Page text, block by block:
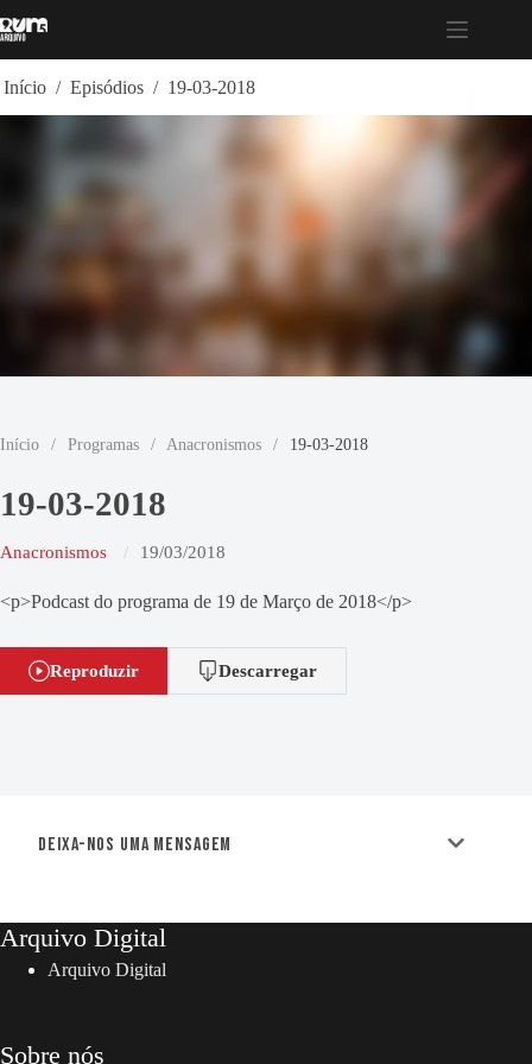
para
Início / Episódios / 19-03-2018
Início / Programas / Anacronismos / 19-03-2018
19-03-2018
Anacronismos 19/03/2018
<p>Podcast do programa de 19 de Março de 2018</p>
Reproduzir Descarregar
Deixa-nos uma mensagem
Arquivo Digital
Arquivo Digital
Sobre nós